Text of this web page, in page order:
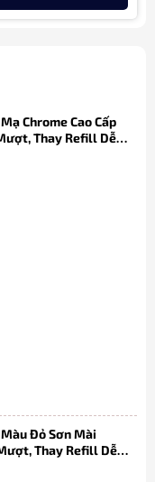
Chrome Cao Cấp
Thay Refill Dễ
Đỏ Sơn Mài
Thay Refill Dễ